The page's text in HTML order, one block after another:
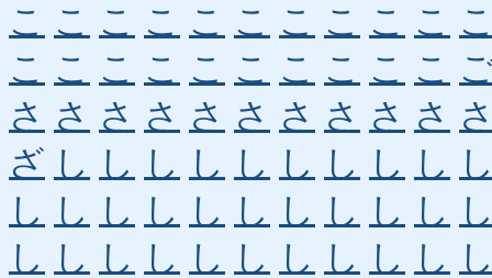
こ こ こ こ こ こ こ こ こ こ
こ こ こ こ こ こ こ こ こ こ
さ さ さ さ さ さ さ さ さ さ
ざ し し し し し し し し し
し し し し し し し し し し
し し し し し し し し し し